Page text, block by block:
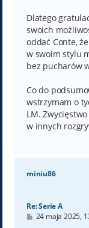
Dlatego
swoich
oddać Conte,
w swoim stylu
bez pucharów
Co do
wstrzymam o
LM.
w innych
miniu86
Re: Serie A
P24 maja 2025,